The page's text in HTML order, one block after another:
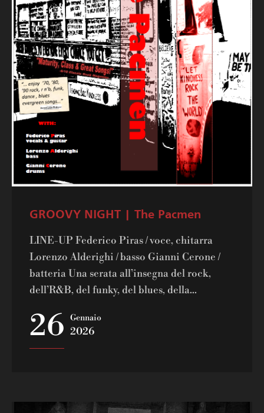
GROOVY NIGHT | The Pacmen
LINE-UP Federico Piras / voce, chitarra
Lorenzo Alderighi / basso Gianni Cerone /
batteria Una serata all’insegna del rock,
dell’R&B, del funky, del blues, della...
26 Gennaio
2026